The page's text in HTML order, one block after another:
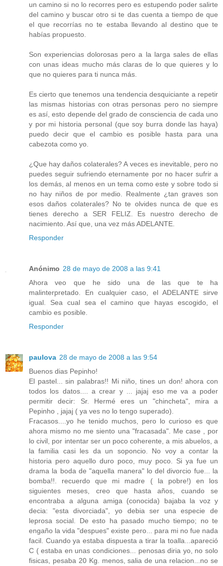
un camino si no lo recorres pero es estupendo poder salirte
del camino y buscar otro si te das cuenta a tiempo de que
el que recorrías no te estaba llevando al destino que te
habías propuesto.
Son experiencias dolorosas pero a la larga sales de ellas
con unas ideas mucho más claras de lo que quieres y lo
que no quieres para ti nunca más.
Es cierto que tenemos una tendencia desquiciante a repetir
las mismas historias con otras personas pero no siempre
es así, esto depende del grado de consciencia de cada uno
y por mi historia personal (que soy burra donde las haya)
puedo decir que el cambio es posible hasta para una
cabezota como yo.
¿Que hay daños colaterales? A veces es inevitable, pero no
puedes seguir sufriendo eternamente por no hacer sufrir a
los demás, al menos en un tema como este y sobre todo si
no hay niños de por medio. Realmente ¿tan graves son
esos daños colaterales? No te olvides nunca de que es
tienes derecho a SER FELIZ. Es nuestro derecho de
nacimiento. Así que, una vez más ADELANTE.
Responder
Anónimo 28 de mayo de 2008 a las 9:41
Ahora veo que he sido una de las que te ha
malinterpretado. En cualquier caso, el ADELANTE sirve
igual. Sea cual sea el camino que hayas escogido, el
cambio es posible.
Responder
paulova 28 de mayo de 2008 a las 9:54
Buenos dias Pepinho!
El pastel... sin palabras!! Mi niño, tines un don! ahora con
todos los datos.... a crear y ... jajaj eso me va a poder
permitir decir: Sr. Hermé eres un "chincheta", mira a
Pepinho , jajaj ( ya ves no lo tengo superado).
Fracasos....yo he tenido muchos, pero lo curioso es que
ahora mismo no me siento una "fracasada". Me case , por
lo civil, por intentar ser un poco coherente, a mis abuelos, a
la familia casi les da un soponcio. No voy a contar la
historia pero aquello duro poco, muy poco. Si ya fue un
drama la boda de "aquella manera" lo del divorcio fue... la
bomba!!. recuerdo que mi madre ( la pobre!) en los
siguientes meses, creo que hasta años, cuando se
encontraba a alguna amiga (conocida) bajaba la voz y
decia: "esta divorciada", yo debia ser una especie de
leprosa social. De esto ha pasado mucho tiempo; no te
engaño la vida "despues" existe pero... para mi no fue nada
facil. Cuando ya estaba dispuesta a tirar la toalla...apareció
C ( estaba en unas condiciones... penosas diria yo, no solo
fisicas, pesaba 20 Kg. menos, salia de una relacion...no se